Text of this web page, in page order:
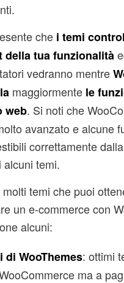
che i temi
della tua funzionalità
vedranno mentre
maggiormentele
web. Si noti che
avanzato e alcune
correttamente
alcuni temi.
temi che puoi
un e-commerce con
alcuni:
di WooThemes: ottimi
ma a